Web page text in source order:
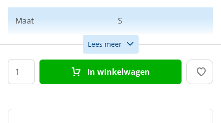
Maat S
Kleur Beige
Doelgroep Dames
Lees meer
In winkelwagen